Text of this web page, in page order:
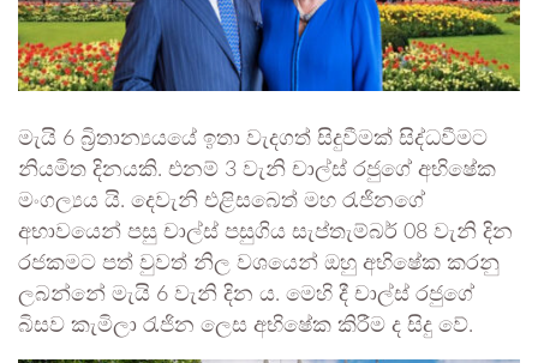
මැයි 6 බ්‍රිතාන්‍යයයේ ඉතා වැදගත් සිදුවීමක් සිද්ධවීමට
නියමිත දිනයකි. එනම් 3 වැනි චාල්ස් රජුගේ අභිෂේක
මංගල්‍යය යි. දෙවැනි එළිසබෙත් මහ රැජිනගේ
අභාවයෙන් පසු චාල්ස් පසුගිය සැප්තැම්බර් 08 වැනි දින
රජකමට පත් වුවත් නිල වශයෙන් ඔහු අභිෂේක කරනු
ලබන්නේ මැයි 6 වැනි දින ය. මෙහි දී චාල්ස් රජුගේ
බිසව කැමිලා රැජින ලෙස අභිෂේක කිරීම ද සිදු වේ.